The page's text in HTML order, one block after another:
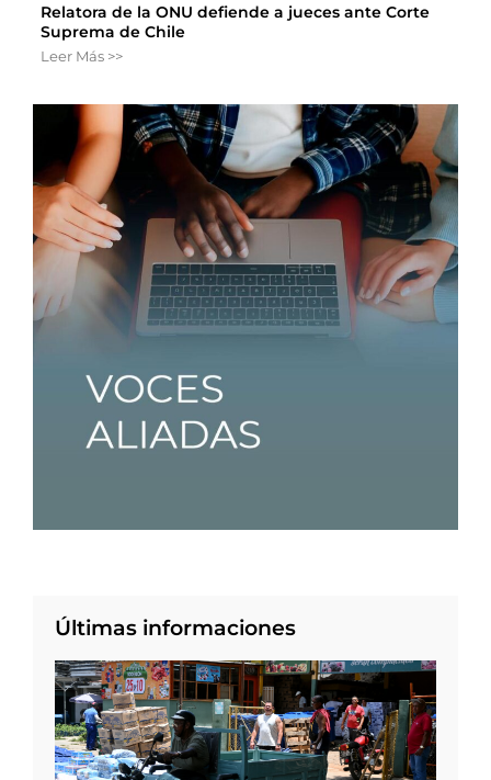
Relatora de la ONU defiende a jueces ante Corte
Suprema de Chile
Leer Más >>
Últimas informaciones